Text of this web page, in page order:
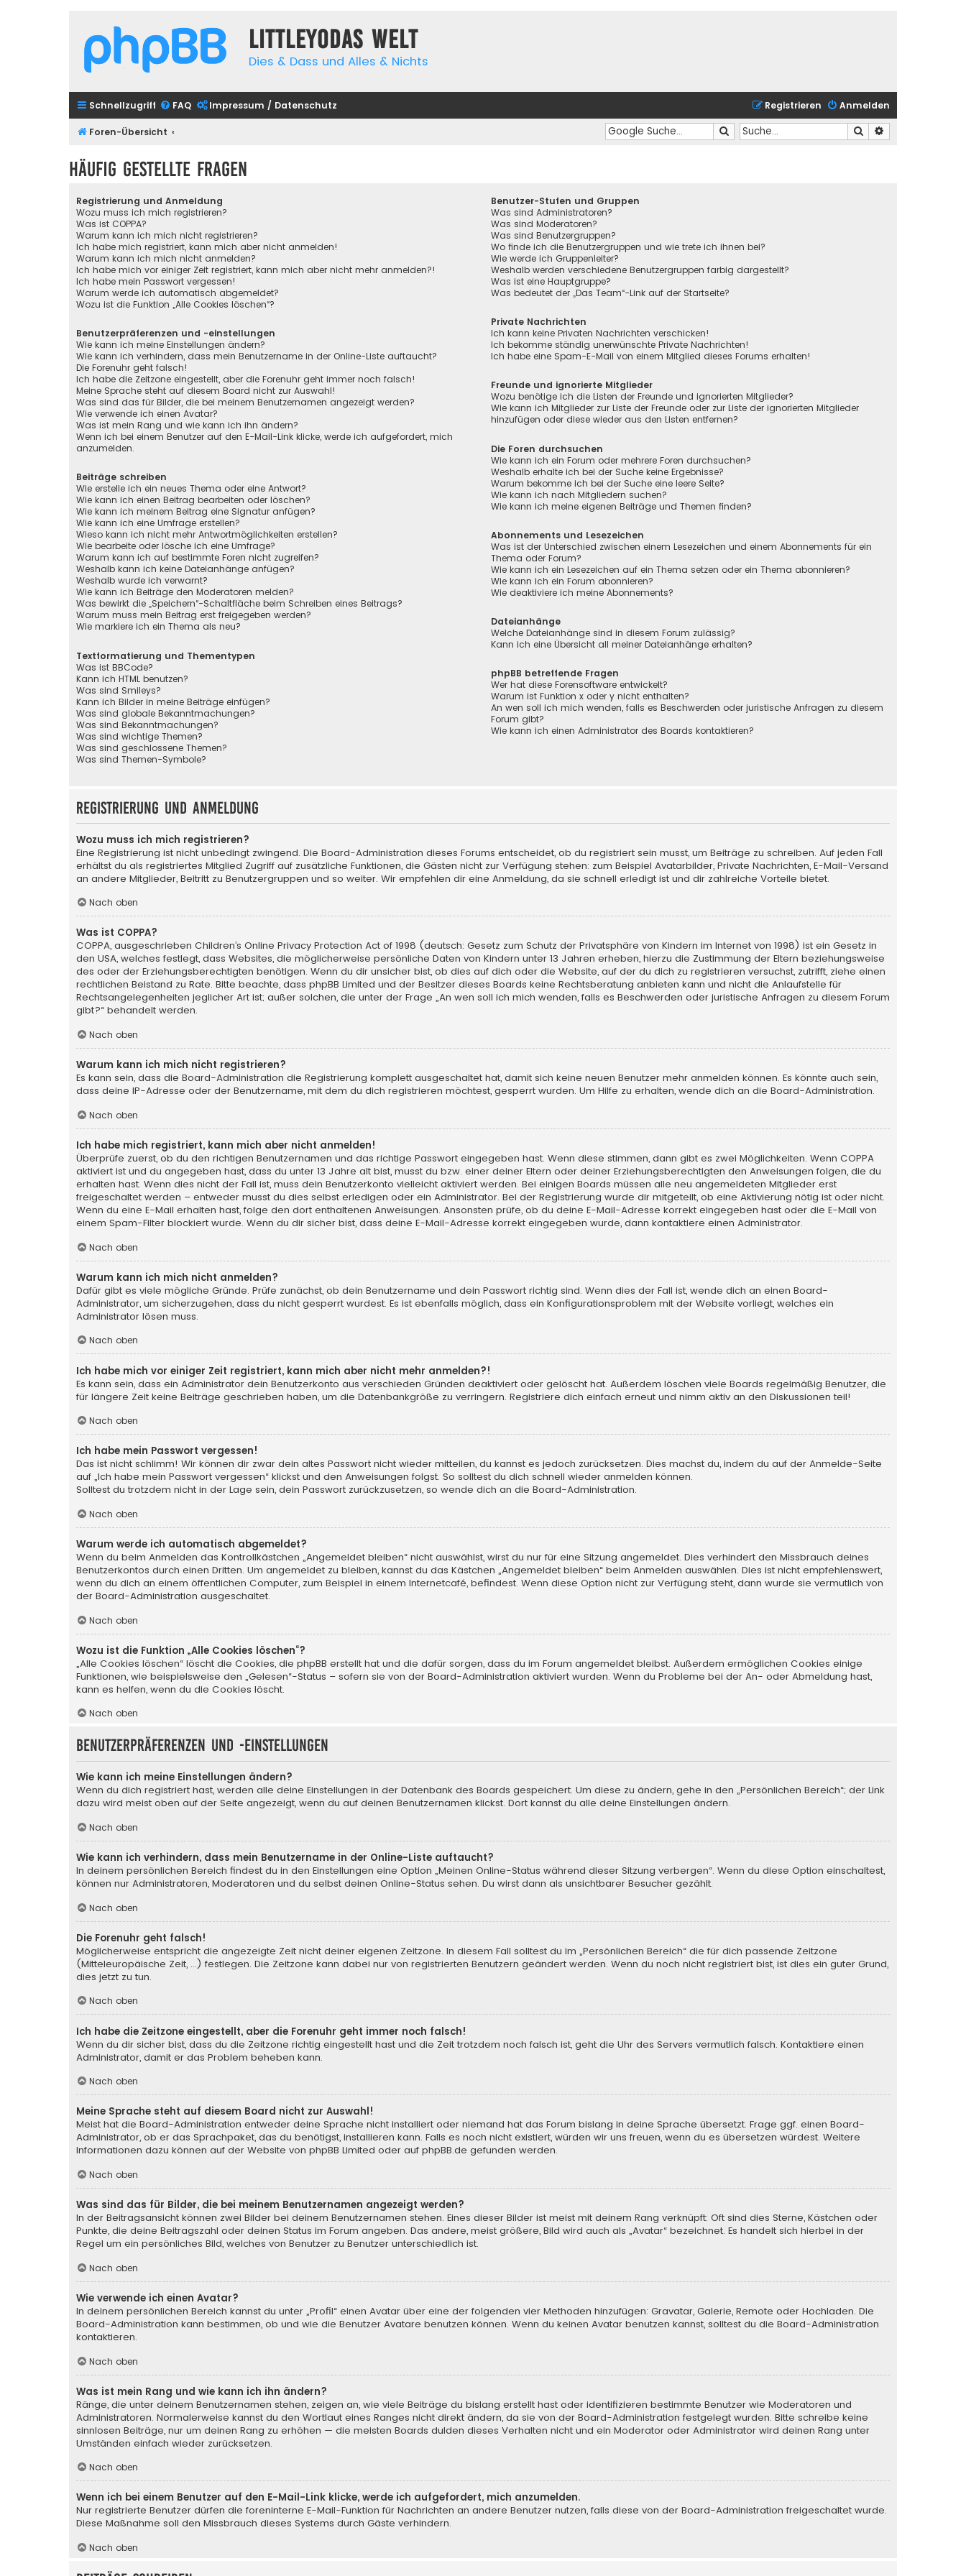
Littleyodas Welt
Dies & Dass und Alles & Nichts
Schnellzugriff FAQ Impressum / Datenschutz Anmelden
Registrieren
Foren-Übersicht Suche
Suche
Häufig gestellte Fragen
Registrierung und Anmeldung
Wozu muss ich mich registrieren?
Was ist COPPA?
Warum kann ich mich nicht registrieren?
Ich habe mich registriert, kann mich aber nicht anmelden!
Warum kann ich mich nicht anmelden?
Ich habe mich vor einiger Zeit registriert, kann mich aber nicht mehr anmelden?!
Ich habe mein Passwort vergessen!
Warum werde ich automatisch abgemeldet?
Wozu ist die Funktion „Alle Cookies löschen“?
Benutzerpräferenzen und -einstellungen
Wie kann ich meine Einstellungen ändern?
Wie kann ich verhindern, dass mein Benutzername in der Online-Liste auftaucht?
Die Forenuhr geht falsch!
Ich habe die Zeitzone eingestellt, aber die Forenuhr geht immer noch falsch!
Meine Sprache steht auf diesem Board nicht zur Auswahl!
Was sind das für Bilder, die bei meinem Benutzernamen angezeigt werden?
Wie verwende ich einen Avatar?
Was ist mein Rang und wie kann ich ihn ändern?
Wenn ich bei einem Benutzer auf den E-Mail-Link klicke, werde ich aufgefordert, mich
anzumelden.
Beiträge schreiben
Wie erstelle ich ein neues Thema oder eine Antwort?
Wie kann ich einen Beitrag bearbeiten oder löschen?
Wie kann ich meinem Beitrag eine Signatur anfügen?
Wie kann ich eine Umfrage erstellen?
Wieso kann ich nicht mehr Antwortmöglichkeiten erstellen?
Wie bearbeite oder lösche ich eine Umfrage?
Warum kann ich auf bestimmte Foren nicht zugreifen?
Weshalb kann ich keine Dateianhänge anfügen?
Weshalb wurde ich verwarnt?
Wie kann ich Beiträge den Moderatoren melden?
Was bewirkt die „Speichern“-Schaltfläche beim Schreiben eines Beitrags?
Warum muss mein Beitrag erst freigegeben werden?
Wie markiere ich ein Thema als neu?
Textformatierung und Thementypen
Was ist BBCode?
Kann ich HTML benutzen?
Was sind Smileys?
Kann ich Bilder in meine Beiträge einfügen?
Was sind globale Bekanntmachungen?
Was sind Bekanntmachungen?
Was sind wichtige Themen?
Was sind geschlossene Themen?
Was sind Themen-Symbole?
Benutzer-Stufen und Gruppen
Was sind Administratoren?
Was sind Moderatoren?
Was sind Benutzergruppen?
Wo finde ich die Benutzergruppen und wie trete ich ihnen bei?
Wie werde ich Gruppenleiter?
Weshalb werden verschiedene Benutzergruppen farbig dargestellt?
Was ist eine Hauptgruppe?
Was bedeutet der „Das Team“-Link auf der Startseite?
Private Nachrichten
Ich kann keine Privaten Nachrichten verschicken!
Ich bekomme ständig unerwünschte Private Nachrichten!
Ich habe eine Spam-E-Mail von einem Mitglied dieses Forums erhalten!
Freunde und ignorierte Mitglieder
Wozu benötige ich die Listen der Freunde und ignorierten Mitglieder?
Wie kann ich Mitglieder zur Liste der Freunde oder zur Liste der ignorierten Mitglieder
hinzufügen oder diese wieder aus den Listen entfernen?
Die Foren durchsuchen
Wie kann ich ein Forum oder mehrere Foren durchsuchen?
Weshalb erhalte ich bei der Suche keine Ergebnisse?
Warum bekomme ich bei der Suche eine leere Seite?
Wie kann ich nach Mitgliedern suchen?
Wie kann ich meine eigenen Beiträge und Themen finden?
Abonnements und Lesezeichen
Was ist der Unterschied zwischen einem Lesezeichen und einem Abonnements für ein
Thema oder Forum?
Wie kann ich ein Lesezeichen auf ein Thema setzen oder ein Thema abonnieren?
Wie kann ich ein Forum abonnieren?
Wie deaktiviere ich meine Abonnements?
Dateianhänge
Welche Dateianhänge sind in diesem Forum zulässig?
Kann ich eine Übersicht all meiner Dateianhänge erhalten?
phpBB betreffende Fragen
Wer hat diese Forensoftware entwickelt?
Warum ist Funktion x oder y nicht enthalten?
An wen soll ich mich wenden, falls es Beschwerden oder juristische Anfragen zu diesem
Forum gibt?
Wie kann ich einen Administrator des Boards kontaktieren?
Registrierung und Anmeldung
Wozu muss ich mich registrieren?
Eine Registrierung ist nicht unbedingt zwingend. Die Board-Administration dieses Forums entscheidet, ob du registriert sein musst, um Beiträge zu schreiben. Auf jeden Fall
erhältst du als registriertes Mitglied Zugriff auf zusätzliche Funktionen, die Gästen nicht zur Verfügung stehen: zum Beispiel Avatarbilder, Private Nachrichten, E-Mail-Versand
an andere Mitglieder, Beitritt zu Benutzergruppen und so weiter. Wir empfehlen dir eine Anmeldung, da sie schnell erledigt ist und dir zahlreiche Vorteile bietet.
Nach oben
Was ist COPPA?
COPPA, ausgeschrieben Children’s Online Privacy Protection Act of 1998 (deutsch: Gesetz zum Schutz der Privatsphäre von Kindern im Internet von 1998) ist ein Gesetz in
den USA, welches festlegt, dass Websites, die möglicherweise persönliche Daten von Kindern unter 13 Jahren erheben, hierzu die Zustimmung der Eltern beziehungsweise
des oder der Erziehungsberechtigten benötigen. Wenn du dir unsicher bist, ob dies auf dich oder die Website, auf der du dich zu registrieren versuchst, zutrifft, ziehe einen
rechtlichen Beistand zu Rate. Bitte beachte, dass phpBB Limited und der Besitzer dieses Boards keine Rechtsberatung anbieten kann und nicht die Anlaufstelle für
Rechtsangelegenheiten jeglicher Art ist; außer solchen, die unter der Frage „An wen soll ich mich wenden, falls es Beschwerden oder juristische Anfragen zu diesem Forum
gibt?“ behandelt werden.
Nach oben
Warum kann ich mich nicht registrieren?
Es kann sein, dass die Board-Administration die Registrierung komplett ausgeschaltet hat, damit sich keine neuen Benutzer mehr anmelden können. Es könnte auch sein,
dass deine IP-Adresse oder der Benutzername, mit dem du dich registrieren möchtest, gesperrt wurden. Um Hilfe zu erhalten, wende dich an die Board-Administration.
Nach oben
Ich habe mich registriert, kann mich aber nicht anmelden!
Überprüfe zuerst, ob du den richtigen Benutzernamen und das richtige Passwort eingegeben hast. Wenn diese stimmen, dann gibt es zwei Möglichkeiten. Wenn COPPA
aktiviert ist und du angegeben hast, dass du unter 13 Jahre alt bist, musst du bzw. einer deiner Eltern oder deiner Erziehungsberechtigten den Anweisungen folgen, die du
erhalten hast. Wenn dies nicht der Fall ist, muss dein Benutzerkonto vielleicht aktiviert werden. Bei einigen Boards müssen alle neu angemeldeten Mitglieder erst
freigeschaltet werden – entweder musst du dies selbst erledigen oder ein Administrator. Bei der Registrierung wurde dir mitgeteilt, ob eine Aktivierung nötig ist oder nicht.
Wenn du eine E-Mail erhalten hast, folge den dort enthaltenen Anweisungen. Ansonsten prüfe, ob du deine E-Mail-Adresse korrekt eingegeben hast oder die E-Mail von
einem Spam-Filter blockiert wurde. Wenn du dir sicher bist, dass deine E-Mail-Adresse korrekt eingegeben wurde, dann kontaktiere einen Administrator.
Nach oben
Warum kann ich mich nicht anmelden?
Dafür gibt es viele mögliche Gründe. Prüfe zunächst, ob dein Benutzername und dein Passwort richtig sind. Wenn dies der Fall ist, wende dich an einen Board-
Administrator, um sicherzugehen, dass du nicht gesperrt wurdest. Es ist ebenfalls möglich, dass ein Konfigurationsproblem mit der Website vorliegt, welches ein
Administrator lösen muss.
Nach oben
Ich habe mich vor einiger Zeit registriert, kann mich aber nicht mehr anmelden?!
Es kann sein, dass ein Administrator dein Benutzerkonto aus verschieden Gründen deaktiviert oder gelöscht hat. Außerdem löschen viele Boards regelmäßig Benutzer, die
für längere Zeit keine Beiträge geschrieben haben, um die Datenbankgröße zu verringern. Registriere dich einfach erneut und nimm aktiv an den Diskussionen teil!
Nach oben
Ich habe mein Passwort vergessen!
Das ist nicht schlimm! Wir können dir zwar dein altes Passwort nicht wieder mitteilen, du kannst es jedoch zurücksetzen. Dies machst du, indem du auf der Anmelde-Seite
auf „Ich habe mein Passwort vergessen“ klickst und den Anweisungen folgst. So solltest du dich schnell wieder anmelden können.
Solltest du trotzdem nicht in der Lage sein, dein Passwort zurückzusetzen, so wende dich an die Board-Administration.
Nach oben
Warum werde ich automatisch abgemeldet?
Wenn du beim Anmelden das Kontrollkästchen „Angemeldet bleiben“ nicht auswählst, wirst du nur für eine Sitzung angemeldet. Dies verhindert den Missbrauch deines
Benutzerkontos durch einen Dritten. Um angemeldet zu bleiben, kannst du das Kästchen „Angemeldet bleiben“ beim Anmelden auswählen. Dies ist nicht empfehlenswert,
wenn du dich an einem öffentlichen Computer, zum Beispiel in einem Internetcafé, befindest. Wenn diese Option nicht zur Verfügung steht, dann wurde sie vermutlich von
der Board-Administration ausgeschaltet.
Nach oben
Wozu ist die Funktion „Alle Cookies löschen“?
„Alle Cookies löschen“ löscht die Cookies, die phpBB erstellt hat und die dafür sorgen, dass du im Forum angemeldet bleibst. Außerdem ermöglichen Cookies einige
Funktionen, wie beispielsweise den „Gelesen“-Status – sofern sie von der Board-Administration aktiviert wurden. Wenn du Probleme bei der An- oder Abmeldung hast,
kann es helfen, wenn du die Cookies löscht.
Nach oben
Benutzerpräferenzen und -einstellungen
Wie kann ich meine Einstellungen ändern?
Wenn du dich registriert hast, werden alle deine Einstellungen in der Datenbank des Boards gespeichert. Um diese zu ändern, gehe in den „Persönlichen Bereich“; der Link
dazu wird meist oben auf der Seite angezeigt, wenn du auf deinen Benutzernamen klickst. Dort kannst du alle deine Einstellungen ändern.
Nach oben
Wie kann ich verhindern, dass mein Benutzername in der Online-Liste auftaucht?
In deinem persönlichen Bereich findest du in den Einstellungen eine Option „Meinen Online-Status während dieser Sitzung verbergen“. Wenn du diese Option einschaltest,
können nur Administratoren, Moderatoren und du selbst deinen Online-Status sehen. Du wirst dann als unsichtbarer Besucher gezählt.
Nach oben
Die Forenuhr geht falsch!
Möglicherweise entspricht die angezeigte Zeit nicht deiner eigenen Zeitzone. In diesem Fall solltest du im „Persönlichen Bereich“ die für dich passende Zeitzone
(Mitteleuropäische Zeit, ...) festlegen. Die Zeitzone kann dabei nur von registrierten Benutzern geändert werden. Wenn du noch nicht registriert bist, ist dies ein guter Grund,
dies jetzt zu tun.
Nach oben
Ich habe die Zeitzone eingestellt, aber die Forenuhr geht immer noch falsch!
Wenn du dir sicher bist, dass du die Zeitzone richtig eingestellt hast und die Zeit trotzdem noch falsch ist, geht die Uhr des Servers vermutlich falsch. Kontaktiere einen
Administrator, damit er das Problem beheben kann.
Nach oben
Meine Sprache steht auf diesem Board nicht zur Auswahl!
Meist hat die Board-Administration entweder deine Sprache nicht installiert oder niemand hat das Forum bislang in deine Sprache übersetzt. Frage ggf. einen Board-
Administrator, ob er das Sprachpaket, das du benötigst, installieren kann. Falls es noch nicht existiert, würden wir uns freuen, wenn du es übersetzen würdest. Weitere
Informationen dazu können auf der Website von phpBB Limited oder auf phpBB.de gefunden werden.
Nach oben
Was sind das für Bilder, die bei meinem Benutzernamen angezeigt werden?
In der Beitragsansicht können zwei Bilder bei deinem Benutzernamen stehen. Eines dieser Bilder ist meist mit deinem Rang verknüpft: Oft sind dies Sterne, Kästchen oder
Punkte, die deine Beitragszahl oder deinen Status im Forum angeben. Das andere, meist größere, Bild wird auch als „Avatar“ bezeichnet. Es handelt sich hierbei in der
Regel um ein persönliches Bild, welches von Benutzer zu Benutzer unterschiedlich ist.
Nach oben
Wie verwende ich einen Avatar?
In deinem persönlichen Bereich kannst du unter „Profil“ einen Avatar über eine der folgenden vier Methoden hinzufügen: Gravatar, Galerie, Remote oder Hochladen. Die
Board-Administration kann bestimmen, ob und wie die Benutzer Avatare benutzen können. Wenn du keinen Avatar benutzen kannst, solltest du die Board-Administration
kontaktieren.
Nach oben
Was ist mein Rang und wie kann ich ihn ändern?
Ränge, die unter deinem Benutzernamen stehen, zeigen an, wie viele Beiträge du bislang erstellt hast oder identifizieren bestimmte Benutzer wie Moderatoren und
Administratoren. Normalerweise kannst du den Wortlaut eines Ranges nicht direkt ändern, da sie von der Board-Administration festgelegt wurden. Bitte schreibe keine
sinnlosen Beiträge, nur um deinen Rang zu erhöhen — die meisten Boards dulden dieses Verhalten nicht und ein Moderator oder Administrator wird deinen Rang unter
Umständen einfach wieder zurücksetzen.
Nach oben
Wenn ich bei einem Benutzer auf den E-Mail-Link klicke, werde ich aufgefordert, mich anzumelden.
Nur registrierte Benutzer dürfen die foreninterne E-Mail-Funktion für Nachrichten an andere Benutzer nutzen, falls diese von der Board-Administration freigeschaltet wurde.
Diese Maßnahme soll den Missbrauch dieses Systems durch Gäste verhindern.
Nach oben